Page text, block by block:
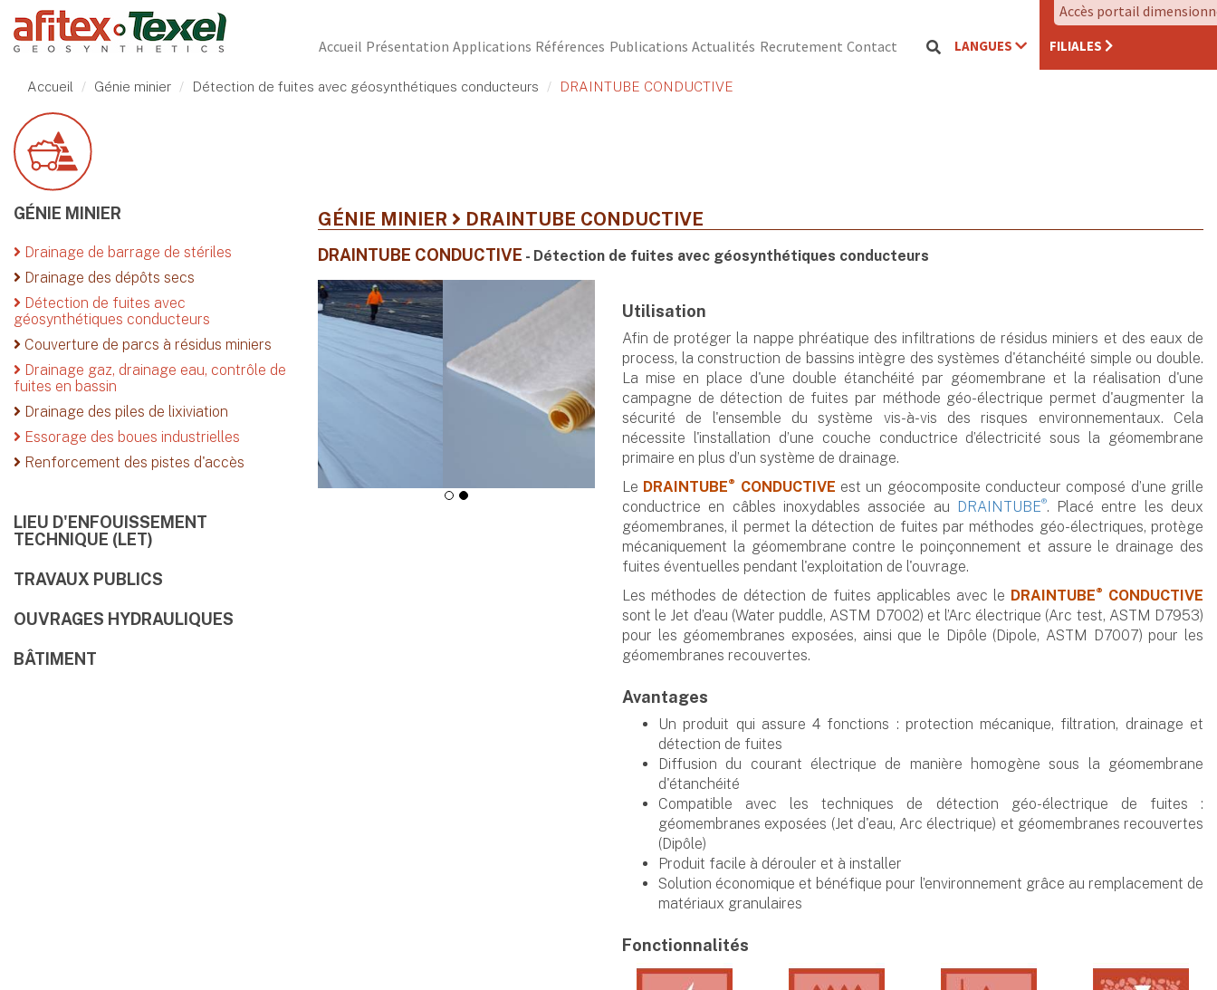
Accueil Présentation Applications Références Publications Actualités Recrutement Contact LANGUES FILIALES
Accès portail
Accueil Génie minier Détection de fuites avec géosynthétiques conducteurs DRAINTUBE CONDUCTIVE
GÉNIE MINIER
Drainage de barrage de stériles
Drainage des dépôts secs
Détection de fuites avec
géosynthétiques conducteurs
Couverture de parcs à résidus miniers
Drainage gaz, drainage eau, contrôle de
fuites en bassin
Drainage des piles de lixiviation
Essorage des boues industrielles
Renforcement des pistes d'accès
LIEU D'ENFOUISSEMENT
TECHNIQUE (LET)
TRAVAUX PUBLICS
OUVRAGES HYDRAULIQUES
BÂTIMENT
GÉNIE MINIER DRAINTUBE CONDUCTIVE
DRAINTUBE CONDUCTIVE - Détection de fuites avec géosynthétiques conducteurs
Utilisation
Afin de protéger la nappe phréatique des infiltrations de résidus miniers et des eaux de
process, la construction de bassins intègre des systèmes d'étanchéité simple ou double.
La mise en place d'une double étanchéité par géomembrane et la réalisation d'une
campagne de détection de fuites par méthode géo-électrique permet d'augmenter la
sécurité de l'ensemble du système vis-à-vis des risques environnementaux. Cela
nécessite l'installation d’une couche conductrice d’électricité sous la géomembrane
primaire en plus d’un système de drainage.
Le DRAINTUBE® CONDUCTIVE est un géocomposite conducteur composé d’une grille
conductrice en câbles inoxydables associée au
DRAINTUBE®. Placé entre les deux
géomembranes, il permet la détection de fuites par méthodes géo-électriques, protège
mécaniquement la géomembrane contre le poinçonnement et assure le drainage des
fuites éventuelles pendant l'exploitation de l'ouvrage.
Les méthodes de détection de fuites applicables avec le DRAINTUBE® CONDUCTIVE
sont le Jet d’eau (Water puddle, ASTM D7002) et l’Arc électrique (Arc test, ASTM D7953)
pour les géomembranes exposées, ainsi que le Dipôle (Dipole, ASTM D7007) pour les
géomembranes recouvertes.
Avantages
Un produit qui assure 4 fonctions : protection mécanique, filtration, drainage et
détection de fuites
Diffusion du courant électrique de manière homogène sous la géomembrane
d'étanchéité
Compatible avec les techniques de détection géo-électrique de fuites :
géomembranes exposées (Jet d'eau, Arc électrique) et géomembranes recouvertes
(Dipôle)
Produit facile à dérouler et à installer
Solution économique et bénéfique pour l’environnement grâce au remplacement de
matériaux granulaires
Fonctionnalités